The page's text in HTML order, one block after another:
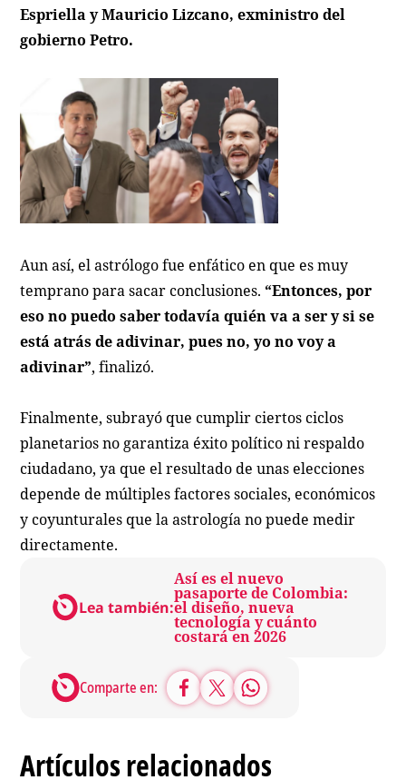
Espriella y Mauricio Lizcano, exministro del
gobierno Petro.
Aun así, el astrólogo fue enfático en que es muy
temprano para sacar conclusiones. “Entonces, por
eso no puedo saber todavía quién va a ser y si se
está atrás de adivinar, pues no, yo no voy a
adivinar”, finalizó.
Finalmente, subrayó que cumplir ciertos ciclos
planetarios no garantiza éxito político ni respaldo
ciudadano, ya que el resultado de unas elecciones
depende de múltiples factores sociales, económicos
y coyunturales que la astrología no puede medir
directamente.
Lea también:
Así es el nuevo
pasaporte de Colombia:
el diseño, nueva
tecnología y cuánto
costará en 2026
Comparte en:
Artículos relacionados